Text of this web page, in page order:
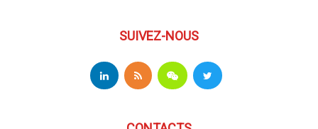
SUIVEZ-NOUS